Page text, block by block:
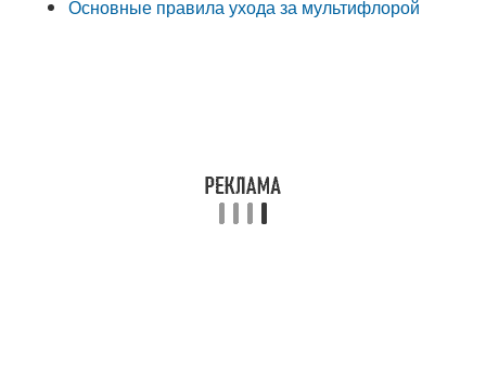
Основные правила ухода за мультифлорой